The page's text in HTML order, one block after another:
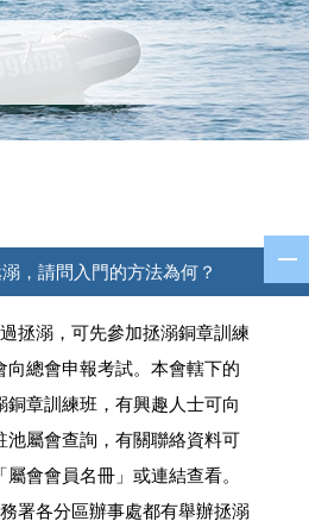
，請問入門的方法為何？
拯溺，可先參加拯溺銅章訓練
向總會申報考試。本會轄下的
銅章訓練班，有興趣人士可向
池屬會查詢，有關聯絡資料可
會會員名冊」或連結查看。
署各分區辦事處都有舉辦拯溺